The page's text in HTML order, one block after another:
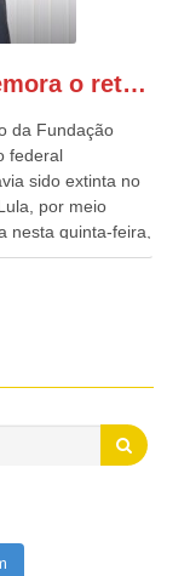
os ministros da
Desenvolvimento
o
GONZAGA PATRIOTA comemora o retorno da FUNASA
da Fundação
federal
sido extinta no
por meio
nesta quinta-feira,
disse hoje em
o ano
três bilhões de
alas, mais de
rurais.